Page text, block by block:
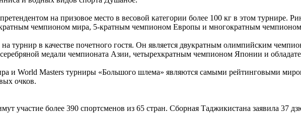
на призовое место в весовой категории более 100 кг в этом турнире.
чемпионом мира, 5-кратным чемпионом Европы и многократным
турнир в качестве почетного гостя. Он является двукратным олимпийским
медали чемпионата Азии, четырехкратным чемпионом Японии и
и World Masters турниры «Большого шлема» являются самыми рейтинговыми
очков.
участие более 390 спортсменов из 65 стран. Сборная Таджикистана заявила 37